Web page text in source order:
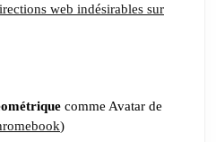
web indésirables sur
comme Avatar de
)